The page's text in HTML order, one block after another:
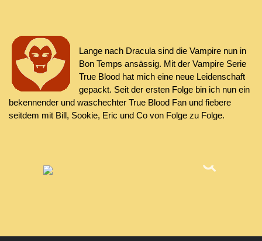
Lange nach Dracula sind die Vampire nun in
Bon Temps ansässig. Mit der Vampire Serie
True Blood hat mich eine neue Leidenschaft
gepackt. Seit der ersten Folge bin ich nun ein
bekennender und waschechter True Blood Fan und fiebere
seitdem mit Bill, Sookie, Eric und Co von Folge zu Folge.